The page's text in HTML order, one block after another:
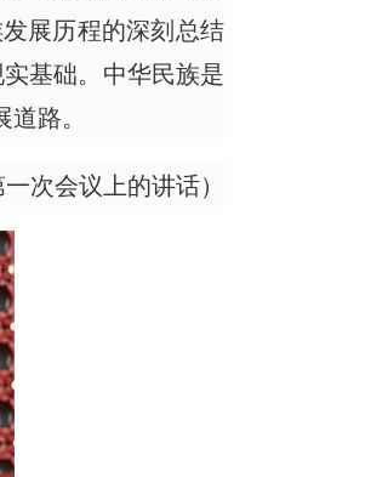
展历程的深刻总结
基础。中华民族是
路。
次会议上的讲话）